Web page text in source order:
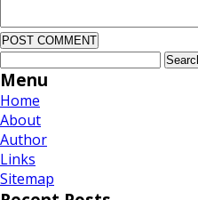
Search
for:
Menu
Home
About
Author
Links
Sitemap